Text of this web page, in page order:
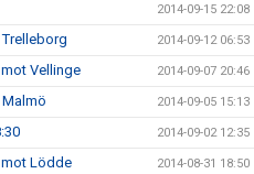
2014-09-15 22:08
2014-09-12 06:53
Vellinge 2014-09-07 20:46
2014-09-05 15:13
2014-09-02 12:35
Lödde 2014-08-31 18:50